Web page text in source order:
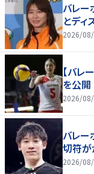
バレ
とデ
2026/
【バ
を公
2026/
バレ
切符が
2026/